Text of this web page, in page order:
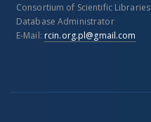
Consortium of Scientific Libraries
Database Administrator
E-Mail: rcin.org.pl@gmail.com